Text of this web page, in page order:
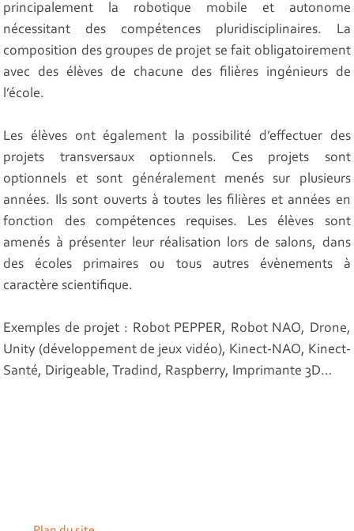
principalement la robotique mobile et autonome
nécessitant des compétences pluridisciplinaires. La
composition des groupes de projet se fait obligatoirement
avec des élèves de chacune des filières ingénieurs de
l’école.
Les élèves ont également la possibilité d’effectuer des
projets transversaux optionnels. Ces projets sont
optionnels et sont généralement menés sur plusieurs
années. Ils sont ouverts à toutes les filières et années en
fonction des compétences requises. Les élèves sont
amenés à présenter leur réalisation lors de salons, dans
des écoles primaires ou tous autres évènements à
caractère scientifique.
Exemples de projet : Robot PEPPER, Robot NAO, Drone,
Unity (développement de jeux vidéo), Kinect-NAO, Kinect-
Santé, Dirigeable, Tradind, Raspberry, Imprimante 3D…